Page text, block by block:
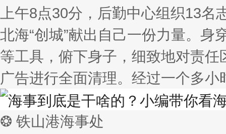
上午8点30分，后勤中心组织13
北海“创城”献出自己一份力量。
等工具，俯下身子，细致地对责
广告进行全面清理。经过一个多
❂ 铁山港海事处